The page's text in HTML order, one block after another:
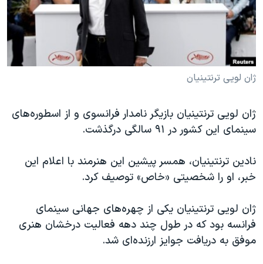
فرهنگ و زندگی
حقوق شهروندی
اقتصادی
علم و فناوری
گالری عکس
آرشیو پخش زنده
مستندها
انتخابات ریاست جمهوری آمریکا ۲۰۲۴
حمله جمهوری اسلامی به اسرائیل
رمز مهسا
اعتراضات زن، زندگی، آزادی
مجموعه مستندهای دادخواهی
تریبونال مردمی آبان ۹۸
دادگاه حمید نوری
قانون شفافیت دارائی کادر رهبری ایران
اعتراضات مردمی آبان ۹۸
دنبال کنید
ژان لویی ترنتینیان
ژان لویی ترنتینیان بازیگر نامدار فرانسوی و از اسطوره‌های
سینمای این کشور در ۹۱ سالگی درگذشت.
نادین ترنتینیان، همسر پیشین این هنرمند با اعلام این
خبر، او را شخصیتی «خاص» توصیف کرد.
ژان لویی ترنتینیان یکی از چهره‌های جهانی سینمای
فرانسه بود که در طول چند دهه فعالیت درخشان هنری
موفق به دریافت جوایز ارزنده‌ای شد.